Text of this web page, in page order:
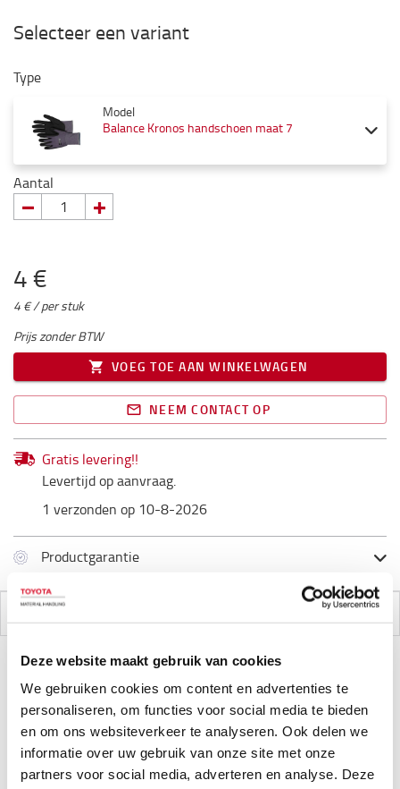
Deze website maakt gebruik van cookies
We gebruiken cookies om content en advertenties te
personaliseren, om functies voor social media te bieden
en om ons websiteverkeer te analyseren. Ook delen we
informatie over uw gebruik van onze site met onze
partners voor social media, adverteren en analyse. Deze
Selecteer een variant
Type
Model
Balance Kronos handschoen maat 7
Aantal
4 €
4 € / per stuk
Prijs zonder BTW
VOEG TOE AAN WINKELWAGEN
NEEM CONTACT OP
Gratis levering!!
Levertijd op aanvraag.
1 verzonden op 10-8-2026
Productgarantie
Specificaties
Rekbare handschoen met gedompelde palm voor